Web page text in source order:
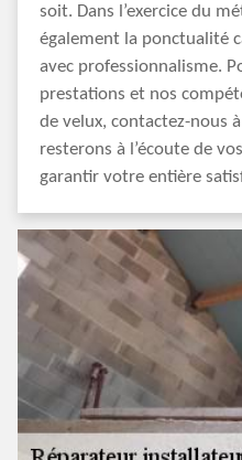
soit. Dans l’exercice du
également la ponctualité
avec professionnalisme.
prestations et nos
de velux, contactez-nous
resterons à l’écoute de
garantir votre entière